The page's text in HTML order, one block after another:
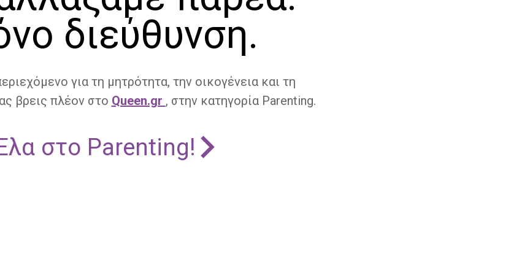
διεύθυνση.
για τη μητρότητα, την οικογένεια και τη
βρεις πλέον στο Queen.gr , στην κατηγορία Parenting.
στο Parenting!